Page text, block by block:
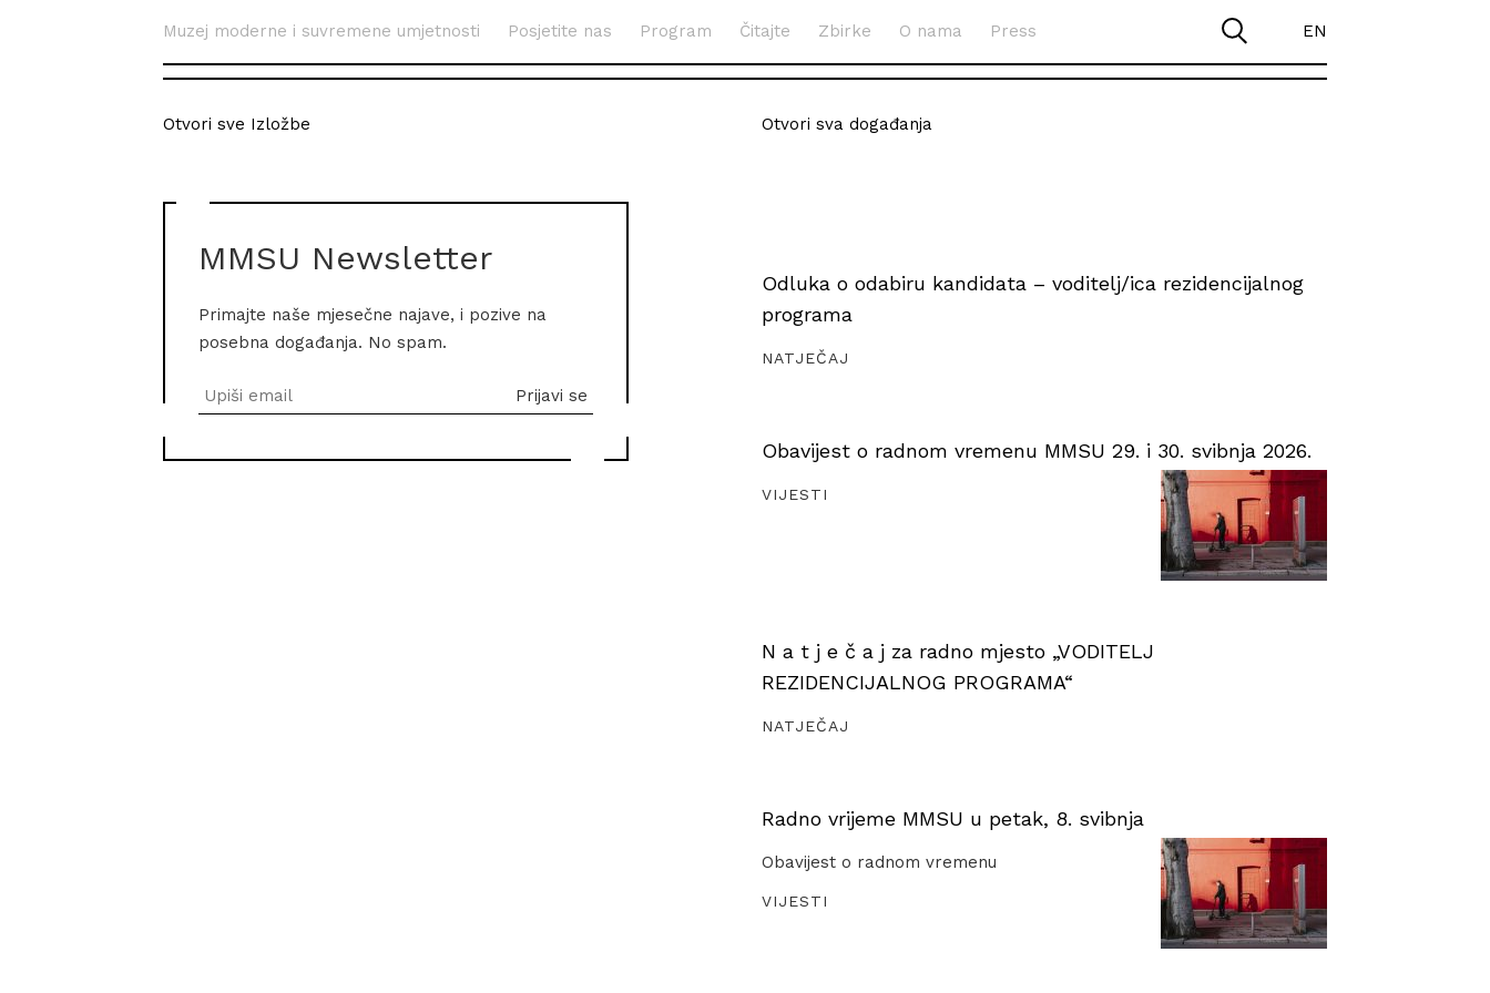
Muzej moderne i suvremene umjetnosti Posjetite nas Program Čitajte Zbirke O nama Press EN
Otvori sve Izložbe
MMSU Newsletter
Primajte naše mjesečne najave, i pozive na
posebna događanja. No spam.
Otvori sva događanja
Odluka o odabiru kandidata – voditelj/ica rezidencijalnog
programa
NATJEČAJ
Obavijest o radnom vremenu MMSU 29. i 30. svibnja 2026.
VIJESTI
N a t j e č a j za radno mjesto „VODITELJ
REZIDENCIJALNOG PROGRAMA“
NATJEČAJ
Radno vrijeme MMSU u petak, 8. svibnja
Obavijest o radnom vremenu
VIJESTI